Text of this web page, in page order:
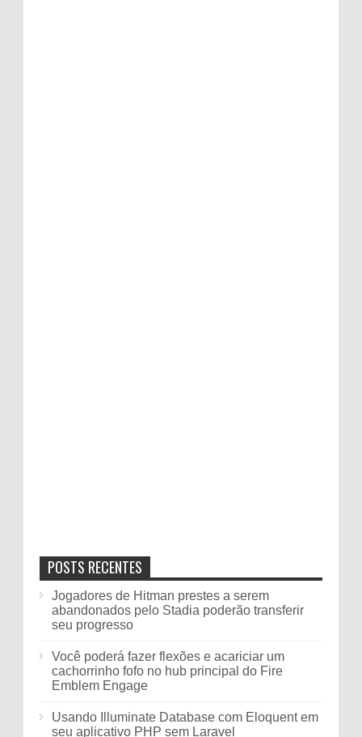
POSTS RECENTES
Jogadores de Hitman prestes a serem
abandonados pelo Stadia poderão transferir
seu progresso
Você poderá fazer flexões e acariciar um
cachorrinho fofo no hub principal do Fire
Emblem Engage
Usando Illuminate Database com Eloquent em
seu aplicativo PHP sem Laravel